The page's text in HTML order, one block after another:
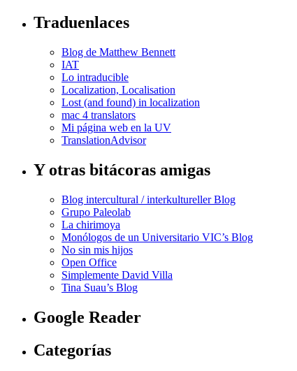
Traduenlaces
Blog de Matthew Bennett
IAT
Lo intraducible
Localization, Localisation
Lost (and found) in localization
mac 4 translators
Mi página web en la UV
TranslationAdvisor
Y otras bitácoras amigas
Blog intercultural / interkultureller Blog
Grupo Paleolab
La chirimoya
Monólogos de un Universitario VIC’s Blog
No sin mis hijos
Open Office
Simplemente David Villa
Tina Suau’s Blog
Google Reader
Categorías